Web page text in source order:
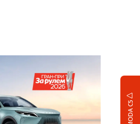
OMODA C5